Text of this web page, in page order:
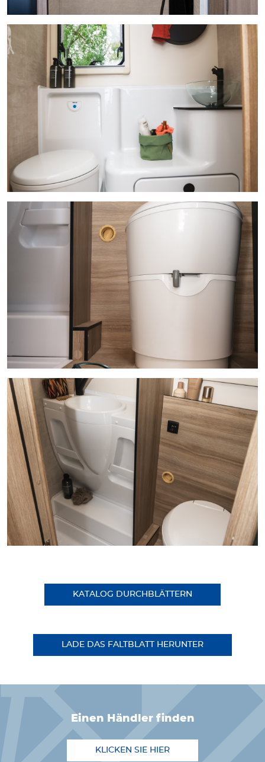
KATALOG DURCHBLÄTTERN
LADE DAS FALTBLATT HERUNTER
einen Händler finden
KLICKEN SIE HIER